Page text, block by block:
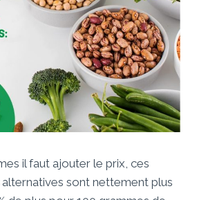
il faut ajouter le prix, ces
sont nettement plus